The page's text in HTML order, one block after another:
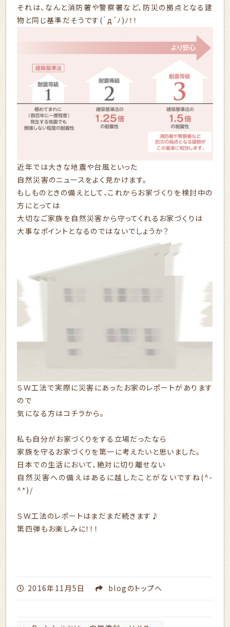
それは、なんと消防署や警察署など、防災の拠点となる建
物と同じ基準だそうです(｀д´ﾉ)ﾉ！！
近年では大きな地震や台風といった
自然災害のニュースをよく見かけます。
もしものときの備えとして、これからお家づくりを検討中の
方にとっては
大切なご家族を自然災害から守ってくれるお家づくりは
大事なポイントとなるのではないでしょうか？
ＳＷ工法で実際に災害にあったお家のレポートがあります
ので
気になる方はコチラから。
私も自分がお家づくりをする立場だったなら
家族を守るお家づくりを第一に考えたいと思いました。
日本での生活において、絶対に切り離せない
自然災害への備えはあるに越したことがないですね(^-
^*)/
ＳＷ工法のレポートはまだまだ続きます♪
第四弾もお楽しみに！！！
2016年11月5日 blog のトップへ